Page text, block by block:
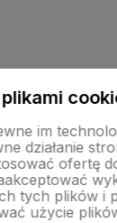
im
działanie
ofertę
tych plików i
użycie